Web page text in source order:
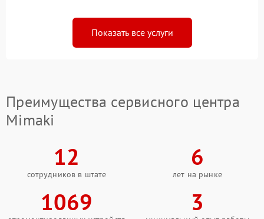
Показать все услуги
Преимущества сервисного центра
Mimaki
12
сотрудников в штате
6
лет на рынке
1069 3